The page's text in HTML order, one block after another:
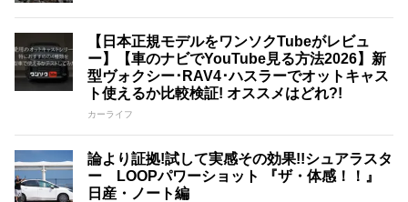
【日本正規モデルをワンソクTubeがレビュ
ー】【車のナビでYouTube見る方法2026】新
型ヴォクシー･RAV4･ハスラーでオットキャス
ト使えるか比較検証! オススメはどれ?!
カーライフ
論より証拠!試して実感その効果!!シュアラスタ
ー LOOPパワーショット 『ザ・体感！！』
日産・ノート編